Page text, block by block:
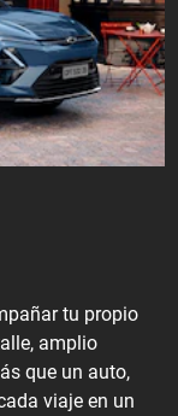
tu propio
amplio
que un auto,
viaje en un